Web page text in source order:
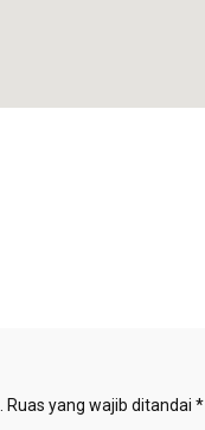
Ruas yang wajib ditandai *